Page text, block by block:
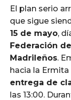
El plan serio
que sigue
15 de mayo,
Federación
Madrileños.
hacia la
entrega de
las 13:00.